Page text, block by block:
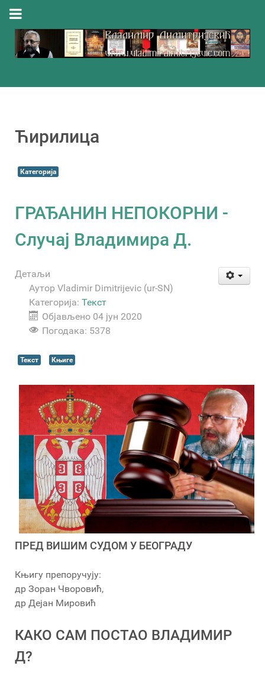
Ћирилица
Категорија
ГРАЂАНИН НЕПОКОРНИ -
Случај Владимира Д.
Детаљи
Аутор Vladimir Dimitrijevic (ur-SN)
Категорија: Текст
Објављено 04 јун 2020
Погодака: 5378
Текст Књиге
ПРЕД ВИШИМ СУДОМ У БЕОГРАДУ
Књигу препоручују:
др Зоран Чворовић,
др Дејан Мировић
КАКО САМ ПОСТАО ВЛАДИМИР
Д?